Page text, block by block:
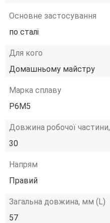
Основне застосування
по сталі
Для кого
Домашньому майстру
Марка сплаву
Р6М5
Довжина робочої
30
Напрям
Правий
Загальна довжина, мм (L)
57